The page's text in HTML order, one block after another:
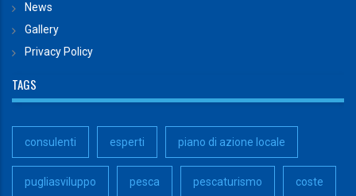
News
Gallery
Privacy Policy
TAGS
consulenti esperti piano di azione locale
pugliasviluppo pesca pescaturismo coste